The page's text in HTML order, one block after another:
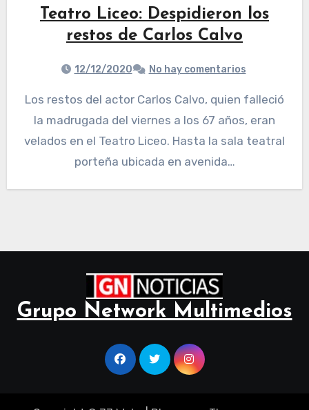
Teatro Liceo: Despidieron los
restos de Carlos Calvo
12/12/2020 No hay comentarios
Los restos del actor Carlos Calvo, quien falleció
la madrugada del viernes a los 67 años, eran
velados en el Teatro Liceo. Hasta la sala teatral
porteña ubicada en avenida…
Grupo Network Multimedios